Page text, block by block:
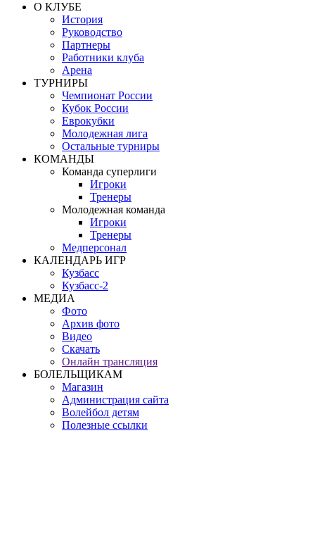
О КЛУБЕ
История
Руководство
Партнеры
Работники клуба
Арена
ТУРНИРЫ
Чемпионат России
Кубок России
Еврокубки
Молодежная лига
Остальные турниры
КОМАНДЫ
Команда суперлиги
Игроки
Тренеры
Молодежная команда
Игроки
Тренеры
Медперсонал
КАЛЕНДАРЬ ИГР
Кузбасс
Кузбасс-2
МЕДИА
Фото
Архив фото
Видео
Скачать
Онлайн трансляция
БОЛЕЛЬЩИКАМ
Магазин
Администрация сайта
Волейбол детям
Полезные ссылки